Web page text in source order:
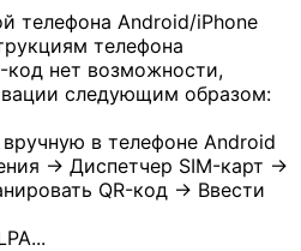
телефона Android/iPhone
телефона
код нет возможности,
следующим образом:
в телефоне Android
-> Диспетчер SIM-карт ->
QR-код -> Ввести